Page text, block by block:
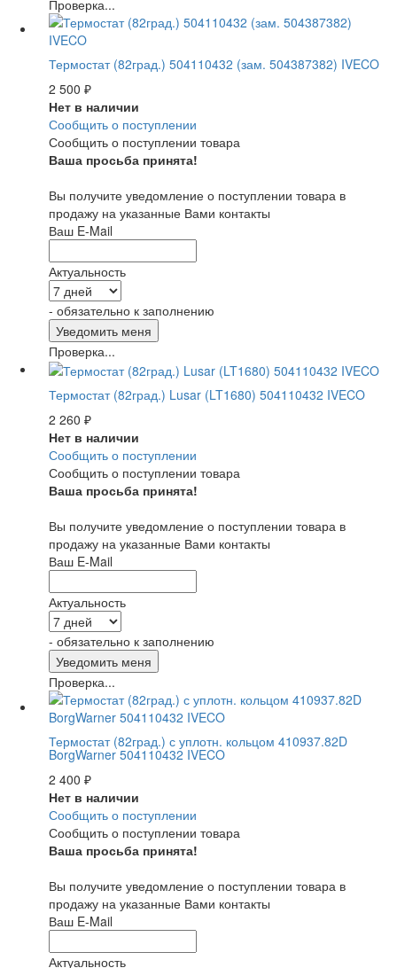
Проверка...
Термостат (82град.) 504110432 (зам. 504387382) IVECO
2 500 ₽
Нет в наличии
Сообщить о поступлении
Сообщить о поступлении товара
Ваша просьба принята!
Вы получите уведомление о поступлении товара в
продажу на указанные Вами контакты
Ваш E-Mail
Актуальность
- обязательно к заполнению
Проверка...
Термостат (82град.) Lusar (LT1680) 504110432 IVECO
2 260 ₽
Нет в наличии
Сообщить о поступлении
Сообщить о поступлении товара
Ваша просьба принята!
Вы получите уведомление о поступлении товара в
продажу на указанные Вами контакты
Ваш E-Mail
Актуальность
- обязательно к заполнению
Проверка...
Термостат (82град.) с уплотн. кольцом 410937.82D
BorgWarner 504110432 IVECO
2 400 ₽
Нет в наличии
Сообщить о поступлении
Сообщить о поступлении товара
Ваша просьба принята!
Вы получите уведомление о поступлении товара в
продажу на указанные Вами контакты
Ваш E-Mail
Актуальность